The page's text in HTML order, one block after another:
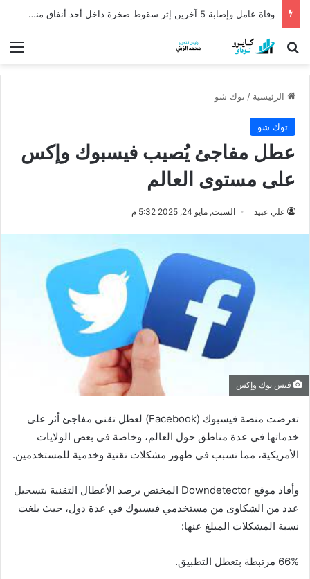
وفاة عامل وإصابة 5 آخرين إثر سقوط صخرة داخل أحد أنفاق منجم السكري
بحث عن
الرئيسية / توك شو
توك شو
عطل مفاجئ يُصيب فيسبوك وإكس
على مستوى العالم
علي عبيد السبت, مايو 24, 2025 5:32 م
فيس بوك وإكس
تعرضت منصة فيسبوك (Facebook) لعطل تقني مفاجئ أثر على
خدماتها في عدة مناطق حول العالم، وخاصة في بعض الولايات
الأمريكية، مما تسبب في ظهور مشكلات تقنية وخدمية للمستخدمين.
وأفاد موقع Downdetector المختص برصد الأعطال التقنية بتسجيل
عدد من الشكاوى من مستخدمي فيسبوك في عدة دول، حيث بلغت
نسبة المشكلات المبلغ عنها:
66% مرتبطة بتعطل التطبيق.